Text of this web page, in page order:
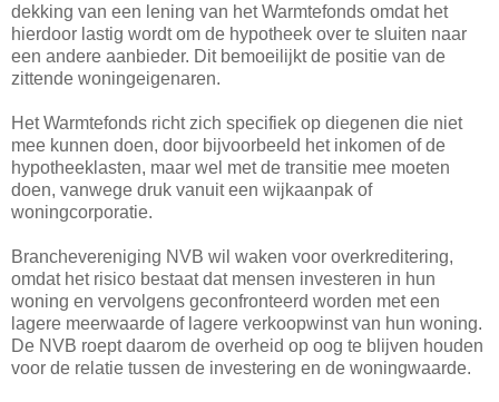
dekking van een lening van het Warmtefonds omdat het
hierdoor lastig wordt om de hypotheek over te sluiten naar
een andere aanbieder. Dit bemoeilijkt de positie van de
zittende woningeigenaren.
Het Warmtefonds richt zich specifiek op diegenen die niet
mee kunnen doen, door bijvoorbeeld het inkomen of de
hypotheeklasten, maar wel met de transitie mee moeten
doen, vanwege druk vanuit een wijkaanpak of
woningcorporatie.
Branchevereniging NVB wil waken voor overkreditering,
omdat het risico bestaat dat mensen investeren in hun
woning en vervolgens geconfronteerd worden met een
lagere meerwaarde of lagere verkoopwinst van hun woning.
De NVB roept daarom de overheid op oog te blijven houden
voor de relatie tussen de investering en de woningwaarde.